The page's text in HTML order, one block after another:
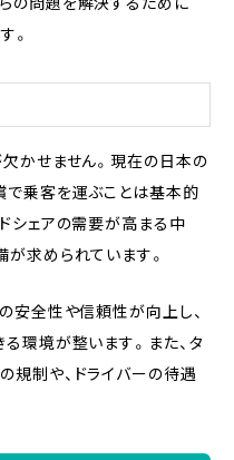
。
かせません。現在の日本の
で乗客を運ぶことは基本的
シェアの需要が高まる中
求められています。
安全性や信頼性が向上し、
環境が整います。また、タ
規制や、ドライバーの待遇